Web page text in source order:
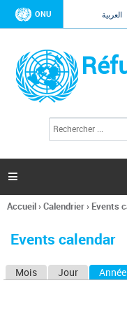
ONU العربية
l
c
h
e

Vous
ici
Accueil›Calendrier› Events
Events calendar
Mois Jour Année